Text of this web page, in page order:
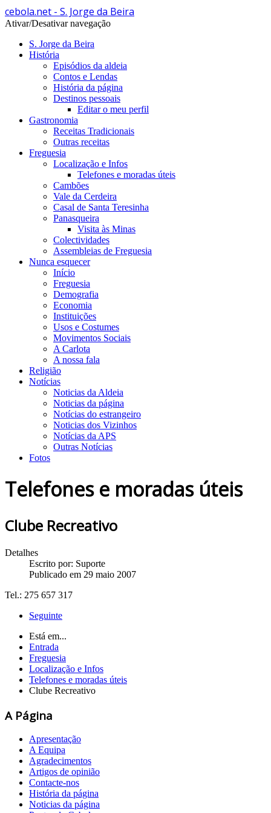
cebola.net - S. Jorge da Beira
Ativar/Desativar navegação
S. Jorge da Beira
História
Episódios da aldeia
Contos e Lendas
História da página
Destinos pessoais
Editar o meu perfil
Gastronomia
Receitas Tradicionais
Outras receitas
Freguesia
Localização e Infos
Telefones e moradas úteis
Cambões
Vale da Cerdeira
Casal de Santa Teresinha
Panasqueira
Visita às Minas
Colectividades
Assembleias de Freguesia
Nunca esquecer
Início
Freguesia
Demografia
Economia
Instituições
Usos e Costumes
Movimentos Sociais
A Carlota
A nossa fala
Religião
Notícias
Noticias da Aldeia
Noticias da página
Notícias do estrangeiro
Noticias dos Vizinhos
Notícias da APS
Outras Notícias
Fotos
Telefones e moradas úteis
Clube Recreativo
Detalhes
Escrito por: Suporte
Publicado em 29 maio 2007
Tel.: 275 657 317
Seguinte
Está em...
Entrada
Freguesia
Localização e Infos
Telefones e moradas úteis
Clube Recreativo
A Página
Apresentação
A Equipa
Agradecimentos
Artigos de opinião
Contacte-nos
História da página
Noticias da página